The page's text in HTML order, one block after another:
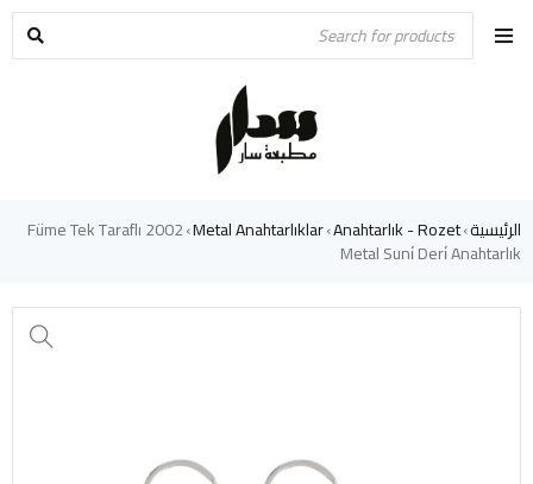
الرئيسية›
Anahtarlık - Rozet
›
Metal Anahtarlıklar
›
2002 Füme Tek Taraflı
Metal Suni̇ Deri̇ Anahtarlık